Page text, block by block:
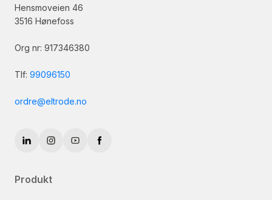
Hensmoveien 46
3516 Hønefoss
Org nr: 917346380
Tlf: 99096150
ordre@eltrode.no
Produkt